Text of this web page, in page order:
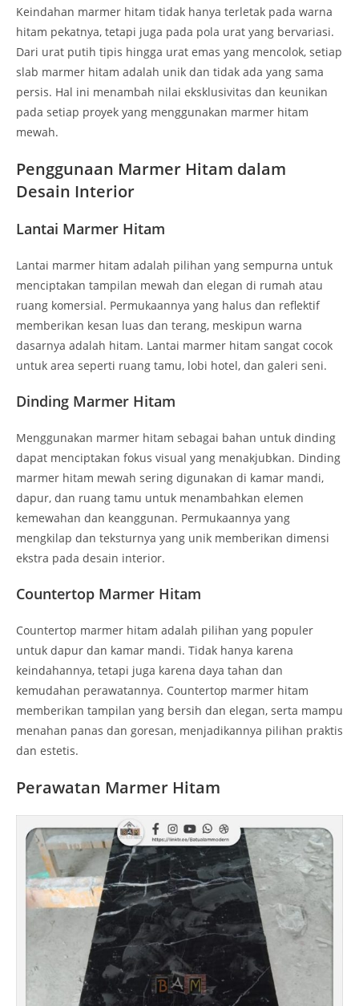
Keindahan marmer hitam tidak hanya terletak pada warna
hitam pekatnya, tetapi juga pada pola urat yang bervariasi.
Dari urat putih tipis hingga urat emas yang mencolok, setiap
slab marmer hitam adalah unik dan tidak ada yang sama
persis. Hal ini menambah nilai eksklusivitas dan keunikan
pada setiap proyek yang menggunakan marmer hitam
mewah.
Penggunaan Marmer Hitam dalam
Desain Interior
Lantai Marmer Hitam
Lantai marmer hitam adalah pilihan yang sempurna untuk
menciptakan tampilan mewah dan elegan di rumah atau
ruang komersial. Permukaannya yang halus dan reflektif
memberikan kesan luas dan terang, meskipun warna
dasarnya adalah hitam. Lantai marmer hitam sangat cocok
untuk area seperti ruang tamu, lobi hotel, dan galeri seni.
Dinding Marmer Hitam
Menggunakan marmer hitam sebagai bahan untuk dinding
dapat menciptakan fokus visual yang menakjubkan. Dinding
marmer hitam mewah sering digunakan di kamar mandi,
dapur, dan ruang tamu untuk menambahkan elemen
kemewahan dan keanggunan. Permukaannya yang
mengkilap dan teksturnya yang unik memberikan dimensi
ekstra pada desain interior.
Countertop Marmer Hitam
Countertop marmer hitam adalah pilihan yang populer
untuk dapur dan kamar mandi. Tidak hanya karena
keindahannya, tetapi juga karena daya tahan dan
kemudahan perawatannya. Countertop marmer hitam
memberikan tampilan yang bersih dan elegan, serta mampu
menahan panas dan goresan, menjadikannya pilihan praktis
dan estetis.
Perawatan Marmer Hitam